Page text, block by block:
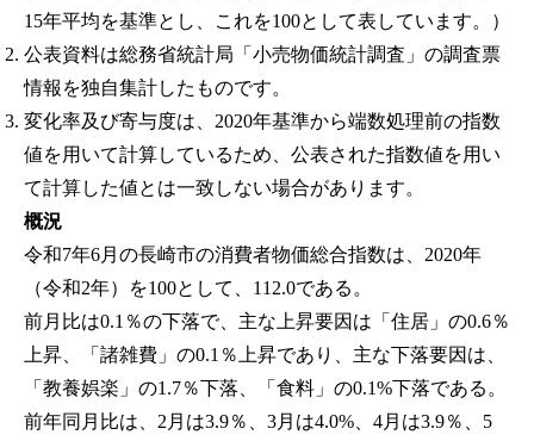
15年平均を基準とし、これを100として表しています。）
公表資料は総務省統計局「小売物価統計調査」の調査票
情報を独自集計したものです。
変化率及び寄与度は、2020年基準から端数処理前の指数
値を用いて計算しているため、公表された指数値を用い
て計算した値とは一致しない場合があります。
概況
令和7年6月の長崎市の消費者物価総合指数は、2020年
（令和2年）を100として、112.0である。
前月比は0.1％の下落で、主な上昇要因は「住居」の0.6％
上昇、「諸雑費」の0.1％上昇であり、主な下落要因は、
「教養娯楽」の1.7％下落、「食料」の0.1%下落である。
前年同月比は、2月は3.9％、3月は4.0%、4月は3.9％、5